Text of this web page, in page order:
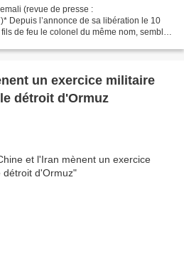
(revue de presse :
Depuis l’annonce de sa libération le 10
de feu le colonel du même nom, semble
un exercice militaire
détroit d'Ormuz